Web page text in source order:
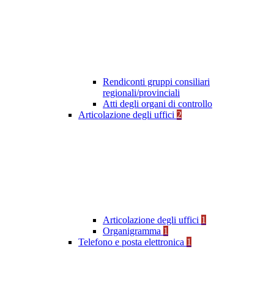
Rendiconti gruppi consiliari
regionali/provinciali
Atti degli organi di controllo
Articolazione degli uffici 2
Articolazione degli uffici 1
Organigramma 1
Telefono e posta elettronica 1